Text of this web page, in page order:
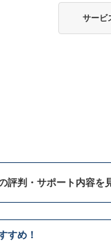
担が大幅に軽減されました。給
時間短縮にもつながっています
場所を問わず作業できる点もメ
サービ
評判・サポート内容を
すめ！